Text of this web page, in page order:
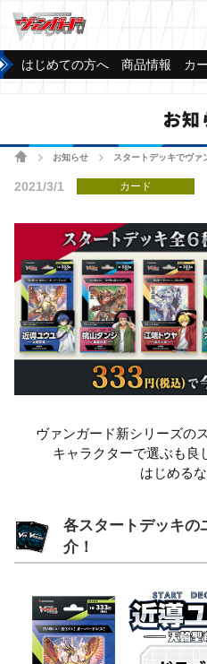
はじめての方へ 商品情報 カ
お知
ホームお知らせ スタートデッキでヴァ
2021/3/1 カード
ヴァンガード新シリーズの
キャラクターで選ぶも良
はじめる
各スタートデッキの
介！